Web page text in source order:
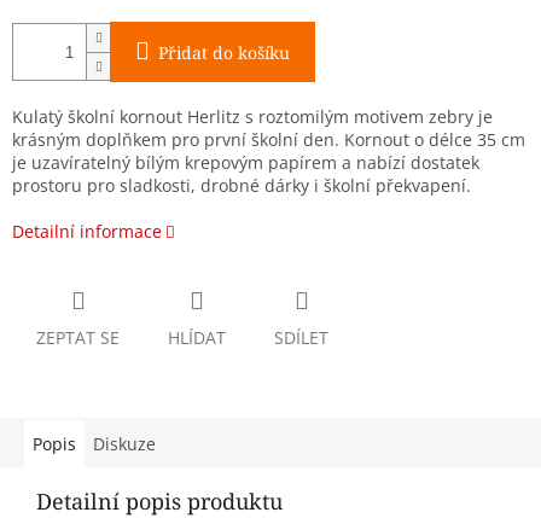
Přidat do košíku
Kulatý školní kornout Herlitz s roztomilým motivem zebry je
krásným doplňkem pro první školní den. Kornout o délce 35 cm
je uzavíratelný bílým krepovým papírem a nabízí dostatek
prostoru pro sladkosti, drobné dárky i školní překvapení.
Detailní informace
ZEPTAT SE HLÍDAT SDÍLET
Popis Diskuze
Detailní popis produktu